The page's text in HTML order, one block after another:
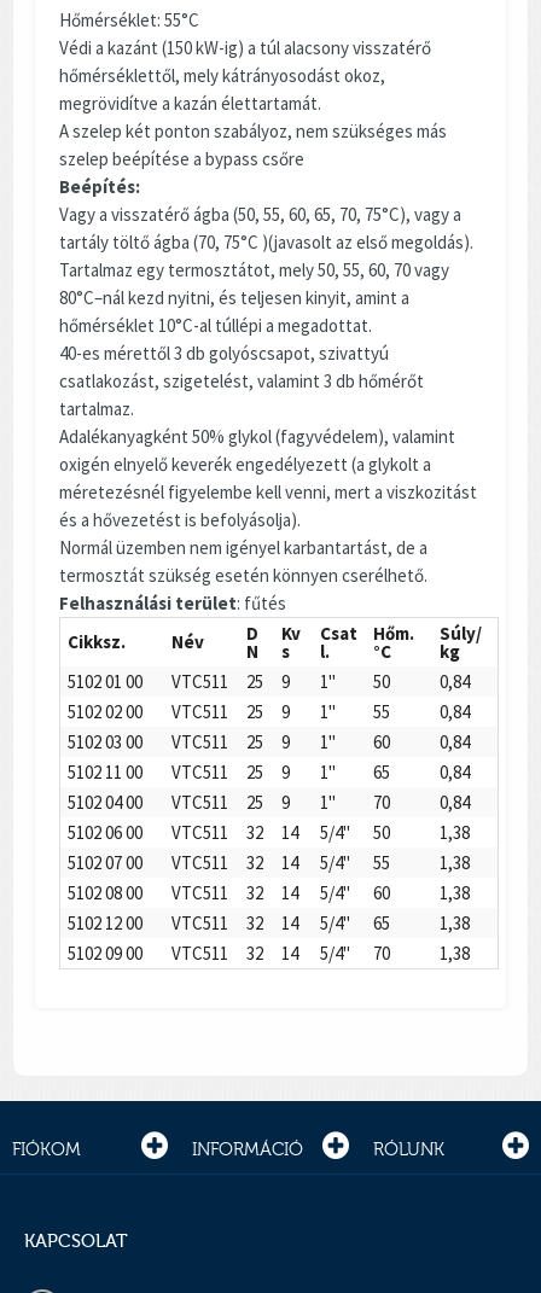
Hőmérséklet: 55°C
Védi a kazánt (150 kW-ig) a túl alacsony visszatérő
hőmérséklettől, mely kátrányosodást okoz,
megrövidítve a kazán élettartamát.
A szelep két ponton szabályoz, nem szükséges más
szelep beépítése a bypass csőre
Beépítés:
Vagy a visszatérő ágba (50, 55, 60, 65, 70, 75°C), vagy a
tartály töltő ágba (70, 75°C )(javasolt az első megoldás).
Tartalmaz egy termosztátot, mely 50, 55, 60, 70 vagy
80°C–nál kezd nyitni, és teljesen kinyit, amint a
hőmérséklet 10°C-al túllépi a megadottat.
40-es mérettől 3 db golyóscsapot, szivattyú
csatlakozást, szigetelést, valamint 3 db hőmérőt
tartalmaz.
Adalékanyagként 50% glykol (fagyvédelem), valamint
oxigén elnyelő keverék engedélyezett (a glykolt a
méretezésnél figyelembe kell venni, mert a viszkozitást
és a hővezetést is befolyásolja).
Normál üzemben nem igényel karbantartást, de a
termosztát szükség esetén könnyen cserélhető.
Felhasználási terület: fűtés
Cikksz.
Név D
N
Kv
s
Csat
l.
Hőm.
°C
Súly/
kg
5102 01 00
VTC511 25 9 1" 50
0,84
5102 02 00
VTC511 25 9 1" 55
0,84
5102 03 00
VTC511 25 9 1" 60
0,84
5102 11 00
VTC511 25 9 1" 65
0,84
5102 04 00
VTC511 25 9 1" 70
0,84
5102 06 00
VTC511 32 14 5/4" 50
1,38
5102 07 00
VTC511 32 14 5/4" 55
1,38
5102 08 00
VTC511 32 14 5/4" 60
1,38
5102 12 00
VTC511 32 14 5/4" 65
1,38
5102 09 00
VTC511 32 14 5/4" 70 1,38
FIÓKOM INFORMÁCIÓ RÓLUNK
KAPCSOLAT